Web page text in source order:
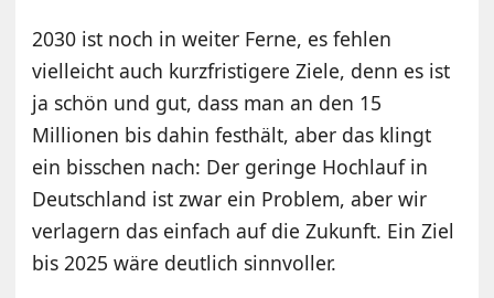
2030 ist noch in weiter Ferne, es fehlen
vielleicht auch kurzfristigere Ziele, denn es ist
ja schön und gut, dass man an den 15
Millionen bis dahin festhält, aber das klingt
ein bisschen nach: Der geringe Hochlauf in
Deutschland ist zwar ein Problem, aber wir
verlagern das einfach auf die Zukunft. Ein Ziel
bis 2025 wäre deutlich sinnvoller.